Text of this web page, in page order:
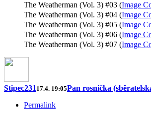
The Weatherman (Vol. 3) #03 (Image
The Weatherman (Vol. 3) #04 (Image
The Weatherman (Vol. 3) #05 (Image
The Weatherman (Vol. 3) #06 (Image
The Weatherman (Vol. 3) #07 (Image
Stipec231 17.4. 19:05Pan rosnička
Permalink